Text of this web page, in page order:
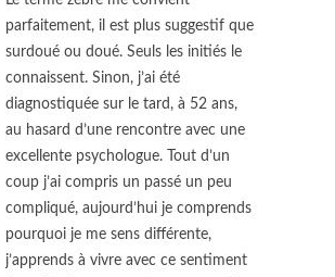
parfaitement, il est plus suggestif que
surdoué ou doué. Seuls les initiés le
connaissent. Sinon, j’ai été
diagnostiquée sur le tard, à 52 ans,
au hasard d’une rencontre avec une
excellente psychologue. Tout d’un
coup j’ai compris un passé un peu
compliqué, aujourd’hui je comprends
pourquoi je me sens différente,
j’apprends à vivre avec ce sentiment